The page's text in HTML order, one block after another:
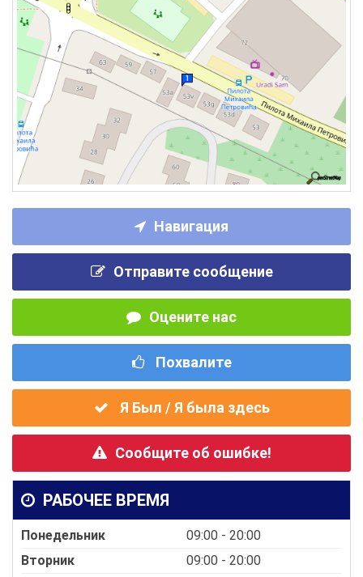
Навигация
Отправите сообщение
Оцените нас
Похвалите
Я Был / Я была здесь
Сообщите об ошибке!
РАБОЧЕЕ ВРЕМЯ
Понедельник
09:00 - 20:00
Вторник
09:00 - 20:00